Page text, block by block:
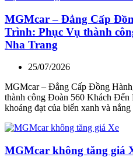
MGMcar – Đẳng Cấp
Trình: Phục Vụ thành
Nha Trang
25/07/2026
MGMcar – Đẳng Cấp Đồng
thành công Đoàn 560 Khách
khoáng đạt của biển xanh và nắng
MGMcar không tăng giá